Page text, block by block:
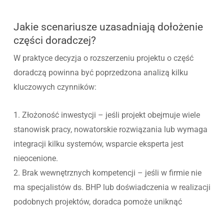
Jakie scenariusze uzasadniają dołożenie
części doradczej?
W praktyce decyzja o rozszerzeniu projektu o część
doradczą powinna być poprzedzona analizą kilku
kluczowych czynników:
1. Złożoność inwestycji – jeśli projekt obejmuje wiele
stanowisk pracy, nowatorskie rozwiązania lub wymaga
integracji kilku systemów, wsparcie eksperta jest
nieocenione.
2. Brak wewnętrznych kompetencji – jeśli w firmie nie
ma specjalistów ds. BHP lub doświadczenia w realizacji
podobnych projektów, doradca pomoże uniknąć